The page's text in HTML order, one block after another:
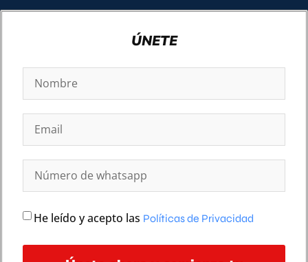
ÚNETE
He leído y acepto las Políticas de Privacidad